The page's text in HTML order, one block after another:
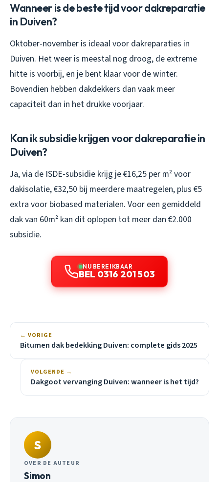
Wanneer is de beste tijd voor dakreparatie
in Duiven?
Oktober-november is ideaal voor dakreparaties in
Duiven. Het weer is meestal nog droog, de extreme
hitte is voorbij, en je bent klaar voor de winter.
Bovendien hebben dakdekkers dan vaak meer
capaciteit dan in het drukke voorjaar.
Kan ik subsidie krijgen voor dakreparatie in
Duiven?
Ja, via de ISDE-subsidie krijg je €16,25 per m² voor
dakisolatie, €32,50 bij meerdere maatregelen, plus €5
extra voor biobased materialen. Voor een gemiddeld
dak van 60m² kan dit oplopen tot meer dan €2.000
subsidie.
NU BEREIKBAAR
BEL 0316 201 503
← VORIGE
Bitumen dak bedekking Duiven: complete gids 2025
VOLGENDE →
Dakgoot vervanging Duiven: wanneer is het tijd?
S
OVER DE AUTEUR
Simon